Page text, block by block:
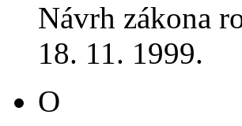
Návrh zákona
18. 11. 1999.
O